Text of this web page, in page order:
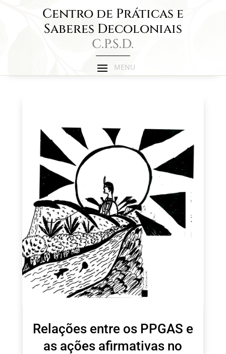
Centro de Práticas e
Saberes Decoloniais
C.P.S.D.
Relações entre os PPGAS e
as ações afirmativas no